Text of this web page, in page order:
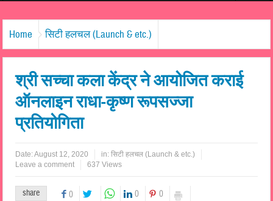
Home सिटी हलचल (Launch & etc.)
श्री सच्चा कला केंद्र ने आयोजित कराई
ऑनलाइन राधा-कृष्ण रूपसज्जा
प्रतियोगिता
Date:August 12, 2020 in:सिटी हलचल (Launch & etc.)
Leave a comment
637 Views
share 0 0 0